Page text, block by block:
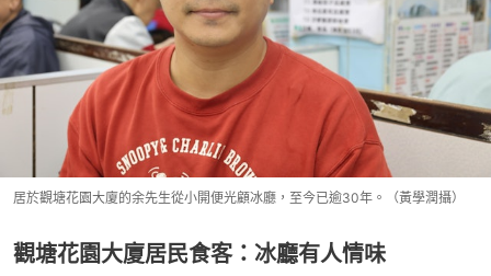
居於觀塘花園大廈的余先生從小開便光顧冰廳，至今已逾30年。（黃學潤攝）
觀塘花園大廈居民食客：冰廳有人情味